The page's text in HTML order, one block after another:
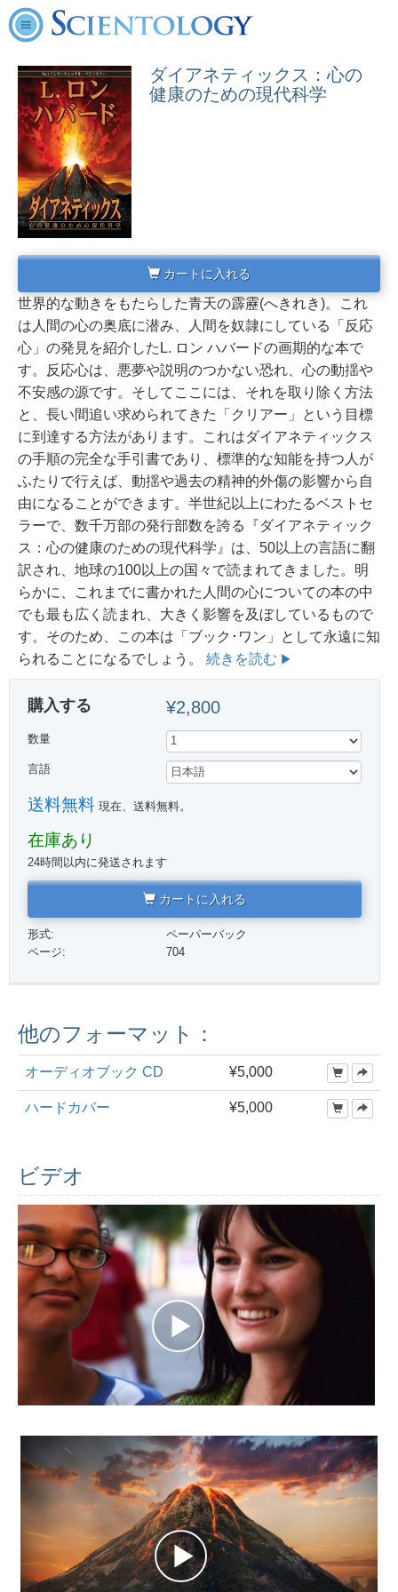
ダイアネティックス：心の
健康のための現代科学
カートに入れる
世界的な動きをもたらした青天の霹靂(へきれき)。これ
は人間の心の奥底に潜み、人間を奴隷にしている「反応
心」の発見を紹介したL. ロン ハバードの画期的な本で
す。
反応心は、悪夢や説明のつかない恐れ、心の動揺や
不安感の源です。そしてここには、それを取り除く方法
と、長い間追い求められてきた「クリアー」という目標
に到達する方法があります。これはダイアネティックス
の手順の完全な手引書であり、標準的な知能を持つ人が
ふたりで行えば、動揺や過去の精神的外傷の影響から自
由になることができます。半世紀以上にわたるベストセ
ラーで、数千万部の発行部数を誇る『ダイアネティック
ス：心の健康のための現代科学』は、50以上の言語に翻
訳され、地球の100以上の国々で読まれてきました。明
らかに、これまでに書かれた人間の心についての本の中
でも最も広く読まれ、大きく影響を及ぼしているもので
す。 そのため、この本は「ブック･ワン」として永遠に知
られることになるでしょう。
続きを読む
購入する ¥2,800
数量
言語
送料無料現在、送料無料。
在庫あり
24時間以内に発送されます
カートに入れる
形式:
ペーパーバック
ページ:
704
他のフォーマット：
オーディオブック CD ¥5,000
ハードカバー ¥5,000
ビデオ